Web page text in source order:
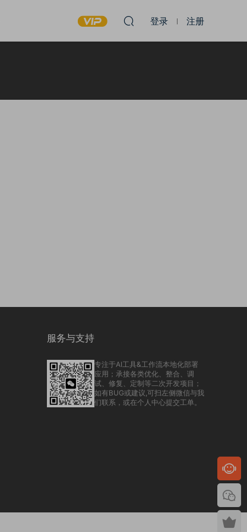
登录 注册
服务与支持
专注于AI工具&工作流本地化部署
应用；承接各类优化、整合、调
试、修复、定制等二次开发项目；
如有BUG或建议,可扫左侧微信与我
们联系，或在个人中心提交工单。